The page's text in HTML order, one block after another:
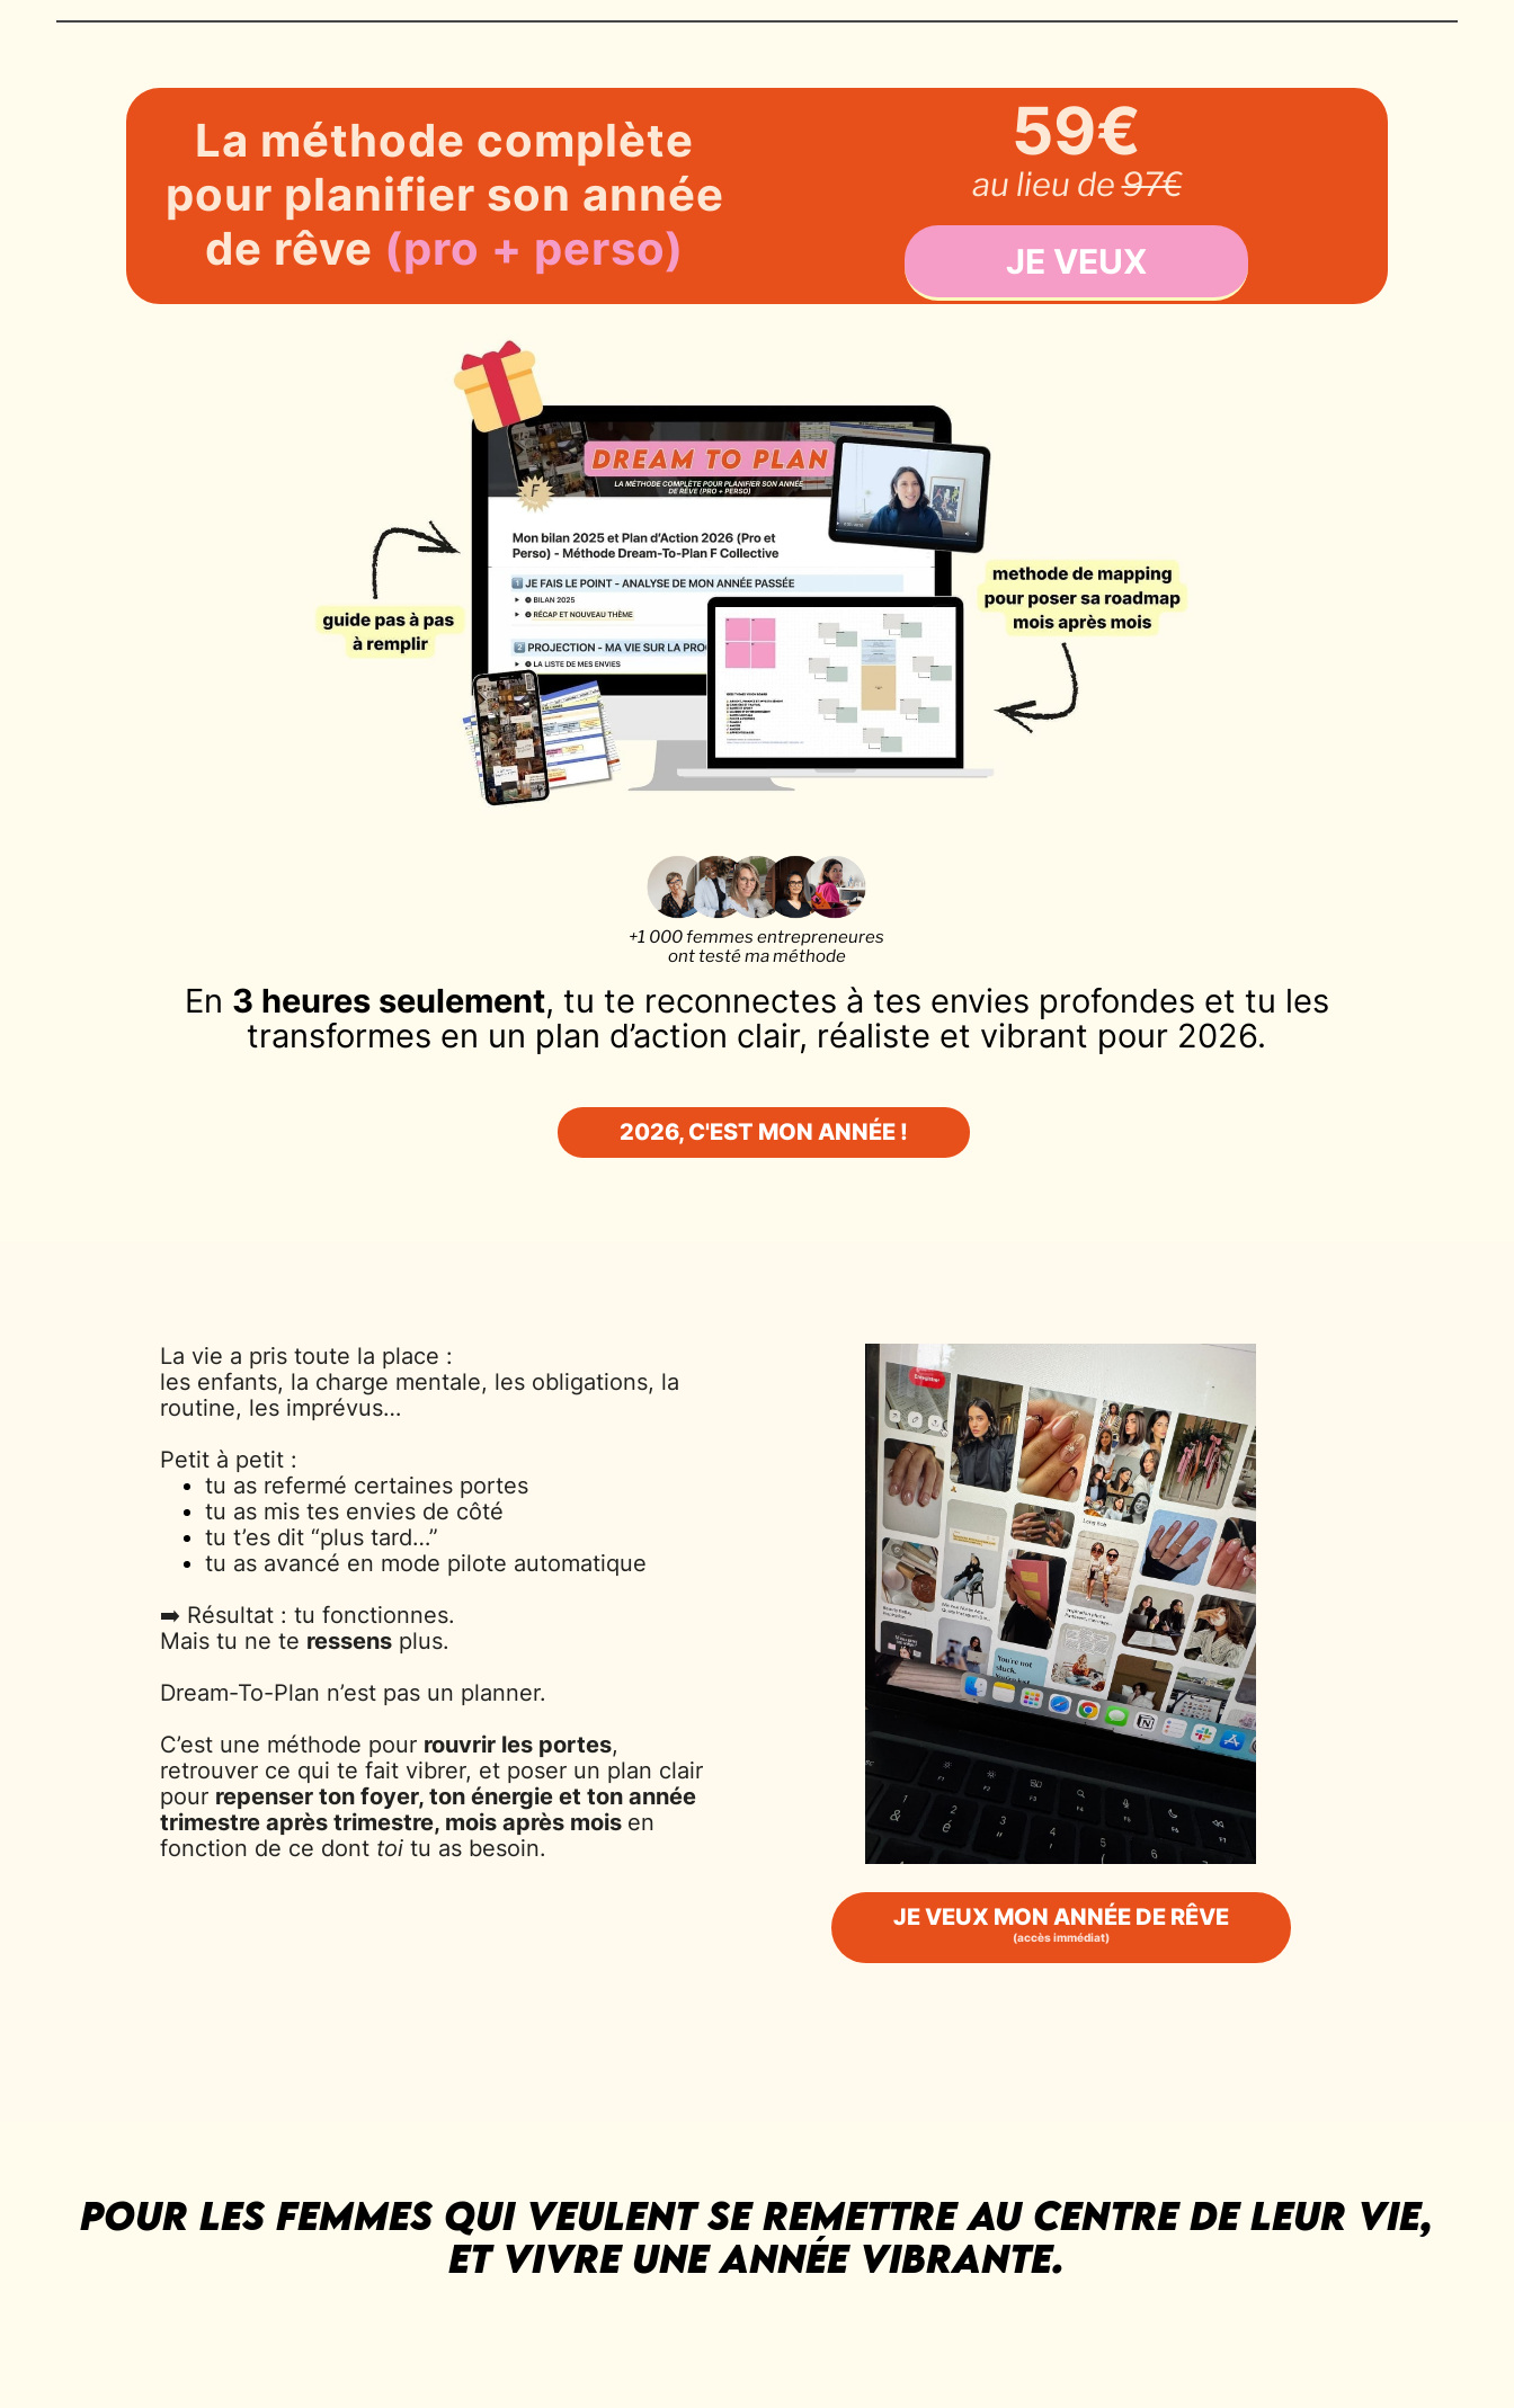
La méthode complète
pour planifier son année
de rêve (pro + perso)
59€
au lieu de97€
JE VEUX
+1 000 femmes entrepreneures
ont testé ma méthode
En 3 heures seulement, tu te reconnectes à tes envies profondes et tu les
transformes en un plan d’action clair, réaliste et vibrant pour 2026.
2026, C'EST MON ANNÉE !
La vie a pris toute la place :
les enfants, la charge mentale, les obligations, la
routine, les imprévus…
Petit à petit :
tu as refermé certaines portes
tu as mis tes envies de côté
tu t’es dit “plus tard…”
tu as avancé en mode pilote automatique
➡️ Résultat : tu fonctionnes.
Mais tu ne te ressens plus.
Dream-To-Plan n’est pas un planner.
C’est une méthode pour rouvrir les portes,
retrouver ce qui te fait vibrer, et poser un plan clair
pour repenser ton foyer, ton énergie et ton année
trimestre après trimestre, mois après mois en
fonction de ce dont toi tu as besoin.
JE VEUX MON ANNÉE DE RÊVE
(accès immédiat)
Pour les femmes qui veulent se remettre au centre DE LEUR VIE,
Et vivre une année vibrante.